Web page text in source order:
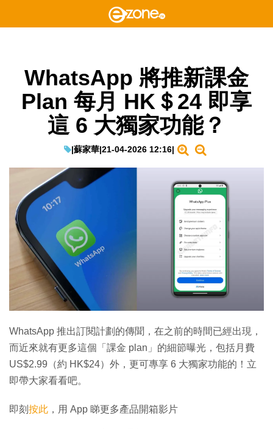
WhatsApp 將推新課金
Plan 每月 HK＄24 即享
這 6 大獨家功能？
|蘇家華|21-04-2026 12:16|
WhatsApp 推出訂閱計劃的傳聞，在之前的時間已經出現，
而近來就有更多這個「課金 plan」的細節曝光，包括月費
US$2.99（約 HK$24）外，更可專享 6 大獨家功能的！立
即帶大家看看吧。
即刻 按此 ，用 App 睇更多產品開箱影片